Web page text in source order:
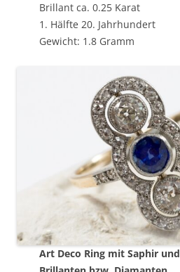
Brillant ca. 0.25 Karat
1. Hälfte 20. Jahrhundert
Gewicht: 1.8 Gramm
Art Deco Ring mit Saphir und